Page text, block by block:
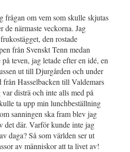
frågan om vem som skulle skjutas
närmaste veckorna. Jag
den rostade
från Svenskt Tenn medan
teven, jag letade efter en idé, en
ut till Djurgården och under
Hasselbacken till Valdemars
disträ och inte alls med på
ta upp min lunchbeställning
sanningen ska fram blev jag
det där. Varför kunde inte jag
daga? Så som världen ser ut
av människor att ta livet av!